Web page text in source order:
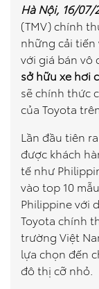
Liên hệ Đại lý
Hà Nội, 16/07/
(TMV) chính
những cải
với giá bán vô
sở hữu xe hơi
sẽ chính thức
của Toyota
Lần đầu tiên
được khách
tế như
vào top 10
Philippine với
Toyota chính
trường Việt
lựa chọn đến
đô thị cỡ nhỏ.